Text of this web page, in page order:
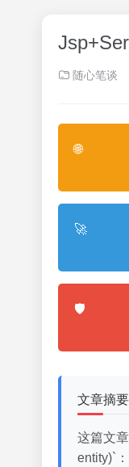
随心笔谈
🌐
🚀
🛡️
文章摘要
这篇文
entity)`